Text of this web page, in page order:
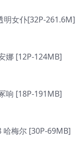
明女仆[32P-261.6M]
娜 [12P-124MB]
响 [18P-191MB]
哈梅尔 [30P-69MB]